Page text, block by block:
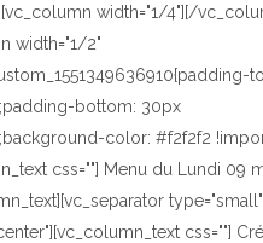
width="1/4"][/
width="1/2"
bottom: 30px
color: #f2f2f2
css=""] Menu du Lundi 09
type="small"
css=""]